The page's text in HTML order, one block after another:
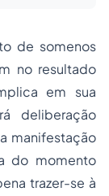
de somenos
no resultado
em sua
deliberação
manifestação
do momento
trazer-se à